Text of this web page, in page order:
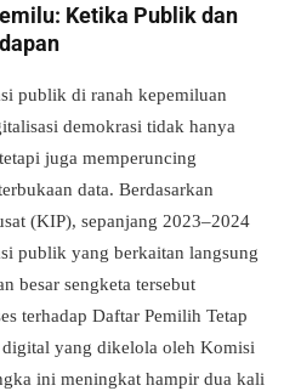
Ketika Publik dan
publik di ranah kepemiluan
demokrasi tidak hanya
juga memperuncing
data. Berdasarkan
(KIP), sepanjang 2023–2024
publik yang berkaitan langsung
besar sengketa tersebut
terhadap Daftar Pemilih Tetap
yang dikelola oleh Komisi
ini meningkat hampir dua kali